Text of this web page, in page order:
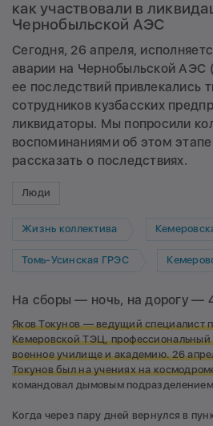
как участвовали в
Чернобыльской АЭС
Сегодня, 26 апреля,
аварии на Чернобыльской
ее последствий привлекались
сотрудников кузбасских
ликвидаторы. Мы попросили
воспоминаниями об этом
рассказать о последствиях.
Люди
Жизнь коллектива
Томь-Усинская ГРЭС
На сборы — ночь, на дорогу —
Яков Токунов — ведущий специалист
Кемеровской ТЭЦ,
военное училище и академию.26
Токунов был на учениях на
командовал дымовым
Когда через пару дней вернулся в